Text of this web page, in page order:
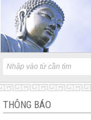
THÔNG BÁO